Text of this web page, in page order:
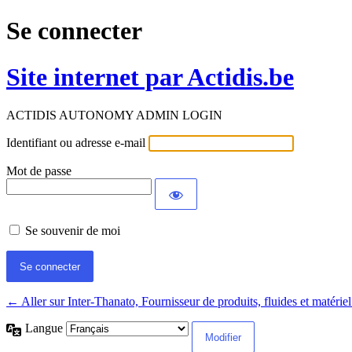
Se connecter
Site internet par Actidis.be
ACTIDIS AUTONOMY ADMIN LOGIN
Identifiant ou adresse e-mail
Mot de passe
Se souvenir de moi
← Aller sur Inter-Thanato, Fournisseur de produits, fluides et
Langue